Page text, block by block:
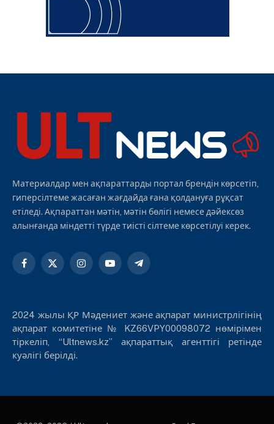
Материалдар мен ақпараттарды портал брендін көрсетіп,
гиперсілтеме жасаған жағдайда ғана қолдануға рұқсат
етіледі. Ақпараттан мәтін, мәтін бөлігі немесе дәйексөз
алынғанда міндетті түрде тиісті сілтеме көрсетілуі керек.
Facebook
X
InstagramYouTubeTelegram
2024 жылы ҚР Мәдениет және ақпарат министрлігінің
ақпарат комитетіне № KZ66VPY00098072 нөмірімен
тіркеліп, “Ultnews.kz” ақпараттық агенттігі ретінде
куәлігі берілді.